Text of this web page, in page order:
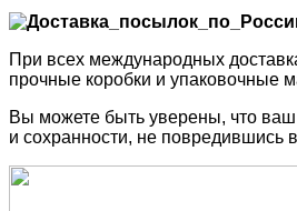
При всех международных
прочные коробки и упаковочные
Вы можете быть уверены, что ваш
и сохранности, не повредившись